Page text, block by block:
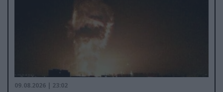
09.08.2026 | 23:02